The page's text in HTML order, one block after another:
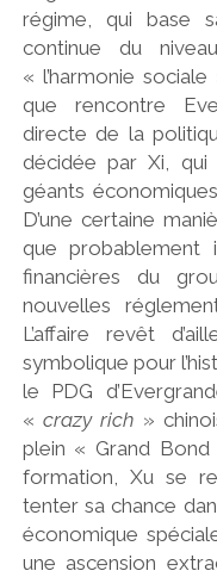
régime, qui base
continue du
« l’harmonie
que rencontre
directe de la
décidée par Xi, qui
géants
D’une certaine
que probablement
financières du
nouvelles
L’affaire revêt
symbolique pour
le PDG
« crazy rich »
plein « Grand
formation, Xu se
tenter sa chance
économique
une ascension